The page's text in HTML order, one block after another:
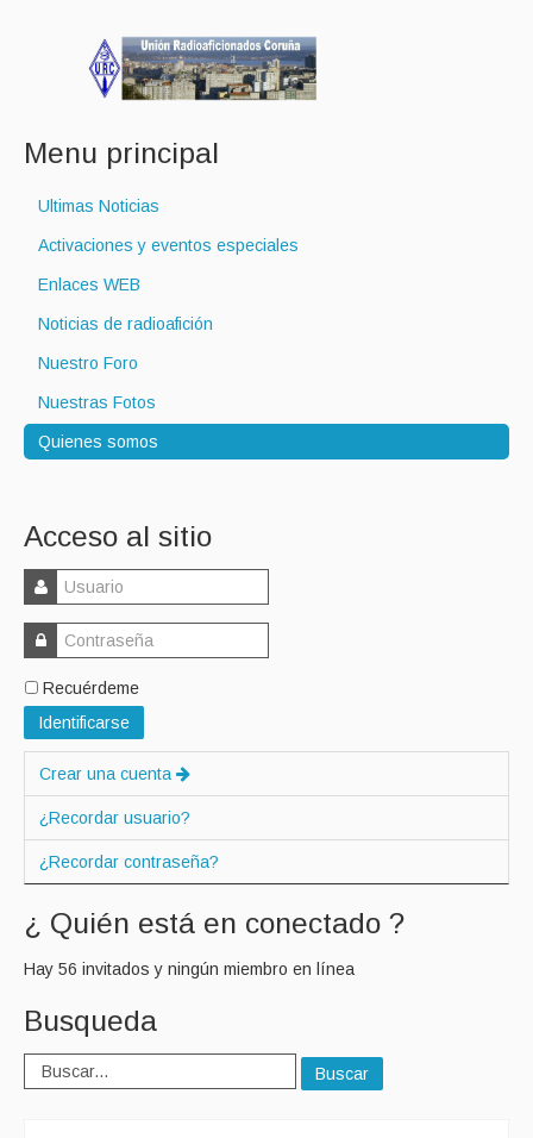
Menu principal
Ultimas Noticias
Activaciones y eventos especiales
Enlaces WEB
Noticias de radioafición
Nuestro Foro
Nuestras Fotos
Quienes somos
Acceso al sitio
Recuérdeme
Identificarse
Crear una cuenta
¿Recordar usuario?
¿Recordar contraseña?
¿ Quién está en conectado ?
Hay 56 invitados y ningún miembro en línea
Busqueda
Buscar